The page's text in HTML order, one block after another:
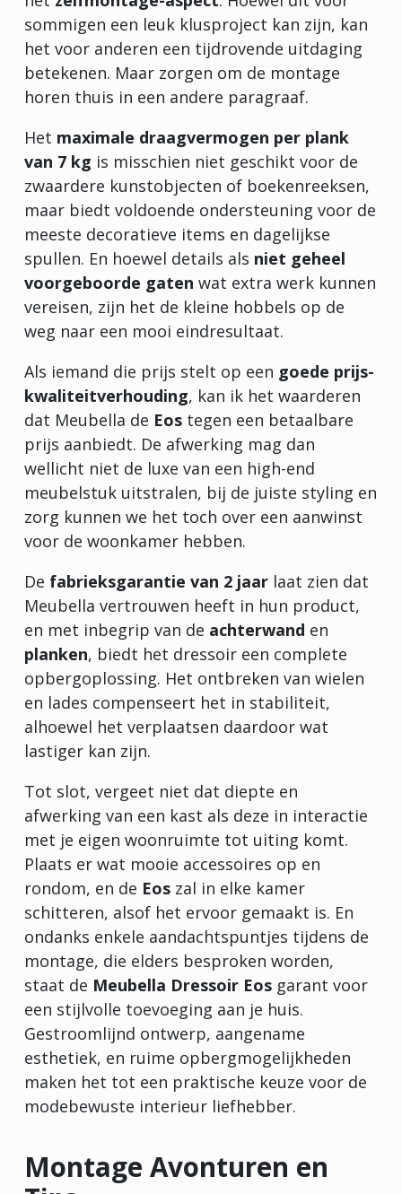
sommigen een leuk klusproject kan zijn, kan
het voor anderen een tijdrovende uitdaging
betekenen. Maar zorgen om de montage
horen thuis in een andere paragraaf.
Het maximale draagvermogen per plank
van 7 kg is misschien niet geschikt voor de
zwaardere kunstobjecten of boekenreeksen,
maar biedt voldoende ondersteuning voor de
meeste decoratieve items en dagelijkse
spullen. En hoewel details als niet geheel
voorgeboorde gaten wat extra werk kunnen
vereisen, zijn het de kleine hobbels op de
weg naar een mooi eindresultaat.
Als iemand die prijs stelt op een goede prijs-
kwaliteitverhouding, kan ik het waarderen
dat Meubella de Eos tegen een betaalbare
prijs aanbiedt. De afwerking mag dan
wellicht niet de luxe van een high-end
meubelstuk uitstralen, bij de juiste styling en
zorg kunnen we het toch over een aanwinst
voor de woonkamer hebben.
De fabrieksgarantie van 2 jaar laat zien dat
Meubella vertrouwen heeft in hun product,
en met inbegrip van de achterwand en
planken, biedt het dressoir een complete
opbergoplossing. Het ontbreken van wielen
en lades compenseert het in stabiliteit,
alhoewel het verplaatsen daardoor wat
lastiger kan zijn.
Tot slot, vergeet niet dat diepte en
afwerking van een kast als deze in interactie
met je eigen woonruimte tot uiting komt.
Plaats er wat mooie accessoires op en
rondom, en de Eos zal in elke kamer
schitteren, alsof het ervoor gemaakt is. En
ondanks enkele aandachtspuntjes tijdens de
montage, die elders besproken worden,
staat de Meubella Dressoir Eos garant voor
een stijlvolle toevoeging aan je huis.
Gestroomlijnd ontwerp, aangename
esthetiek, en ruime opbergmogelijkheden
maken het tot een praktische keuze voor de
modebewuste interieur liefhebber.
Montage Avonturen en